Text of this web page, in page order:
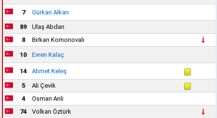
7
Gürkan Alkan
89
Ulaş Abdan
8
Birkan Komonovalı
10 Evren Kalaç
14
Ahmet Keleş
5
Ali Çevik
4
Osman Anli
74
Volkan Öztürk